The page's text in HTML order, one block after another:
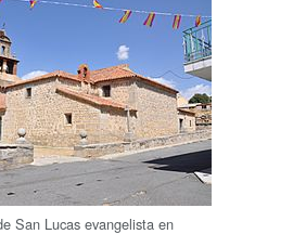
San Lucas evangelista en